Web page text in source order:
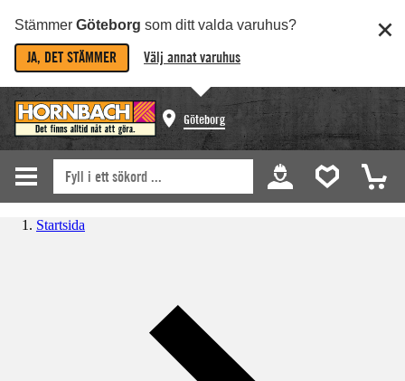
Stämmer Göteborg som ditt valda varuhus?
JA, DET STÄMMER Välj annat varuhus
Göteborg
Startsida